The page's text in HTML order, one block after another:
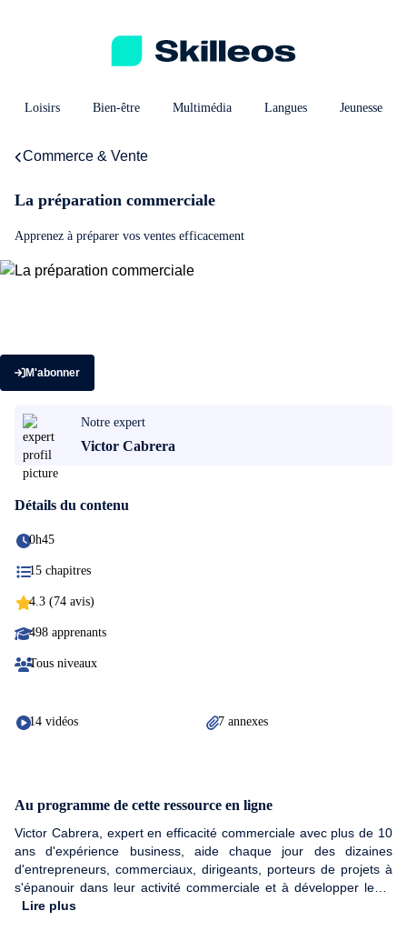
Loisirs Bien-être Multimédia Langues Jeunesse
Commerce & Vente
La préparation commerciale
Apprenez à préparer vos ventes efficacement
M'abonner
Notre expert
Victor Cabrera
Détails du contenu
0h45
15 chapitres
4.3 (74 avis)
498 apprenants
Tous niveaux
14 vidéos 7 annexes
Au programme de cette ressource en ligne
Victor Cabrera, expert en efficacité commerciale avec plus de 10
ans d'expérience business, aide chaque jour des dizaines
d'entrepreneurs, commerciaux, dirigeants, porteurs de projets à
s'épanouir dans leur activité commerciale et à développer leurs
résultats. Dans ce cours en ligne, il partage avec vous les clés
Lire plus